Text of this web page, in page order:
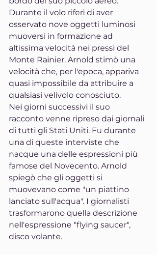
Durante il volo riferì di aver
osservato nove oggetti luminosi
muoversi in formazione ad
altissima velocità nei pressi del
Monte Rainier. Arnold stimò una
velocità che, per l'epoca, appariva
quasi impossibile da attribuire a
qualsiasi velivolo conosciuto.
Nei giorni successivi il suo
racconto venne ripreso dai giornali
di tutti gli Stati Uniti. Fu durante
una di queste interviste che
nacque una delle espressioni più
famose del Novecento. Arnold
spiegò che gli oggetti si
muovevano come "un piattino
lanciato sull'acqua". I giornalisti
trasformarono quella descrizione
nell'espressione "flying saucer",
disco volante.